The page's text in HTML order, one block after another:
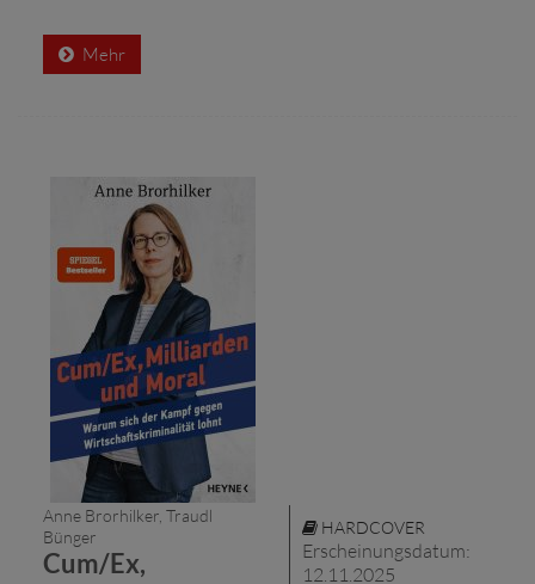
Mehr
Anne Brorhilker, Traudl
Bünger
Cum/Ex,
HARDCOVER
Erscheinungsdatum:
12.11.2025